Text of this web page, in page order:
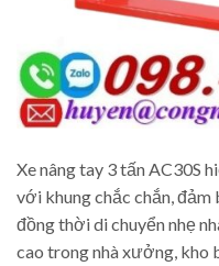
Xe nâng tay 3 tấn AC30S
với khung chắc chắn,
đồng thời di chuyển nhẹ
cao trong nhà xưởng, kho